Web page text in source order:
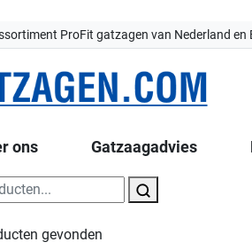
ProFit gatzagen van Nederland en
ons Gatzaagadvies
gevonden